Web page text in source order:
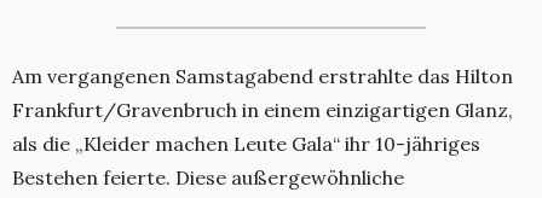
Am vergangenen Samstagabend erstrahlte das Hilton
Frankfurt/Gravenbruch in einem einzigartigen Glanz,
als die „Kleider machen Leute Gala“ ihr 10-jähriges
Bestehen feierte. Diese außergewöhnliche